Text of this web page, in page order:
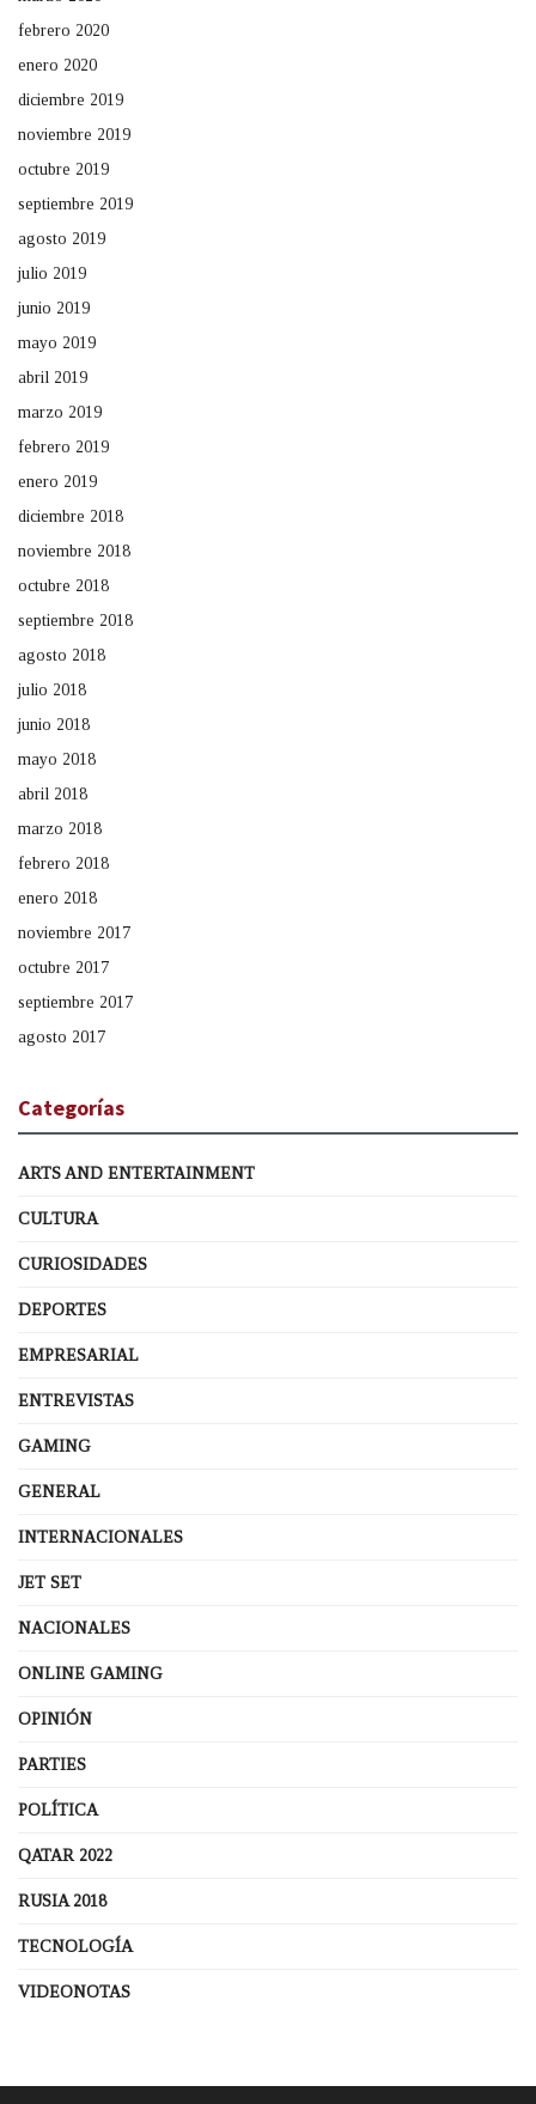
febrero 2020
enero 2020
diciembre 2019
noviembre 2019
octubre 2019
septiembre 2019
agosto 2019
julio 2019
junio 2019
mayo 2019
abril 2019
marzo 2019
febrero 2019
enero 2019
diciembre 2018
noviembre 2018
octubre 2018
septiembre 2018
agosto 2018
julio 2018
junio 2018
mayo 2018
abril 2018
marzo 2018
febrero 2018
enero 2018
noviembre 2017
octubre 2017
septiembre 2017
agosto 2017
Categorías
ARTS AND ENTERTAINMENT
CULTURA
CURIOSIDADES
DEPORTES
EMPRESARIAL
ENTREVISTAS
GAMING
GENERAL
INTERNACIONALES
JET SET
NACIONALES
ONLINE GAMING
OPINIÓN
PARTIES
POLÍTICA
QATAR 2022
RUSIA 2018
TECNOLOGÍA
VIDEONOTAS